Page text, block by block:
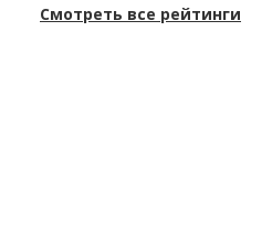
Смотреть все рейтинги